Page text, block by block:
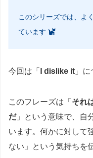
このシリーズでは、よ
ています
今回は「 I dislike it 」
このフレーズは「 それ
だ」という意味で、自
います。何かに対して
ない」という気持ちを